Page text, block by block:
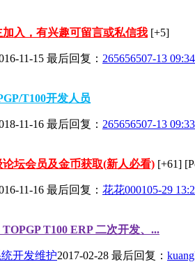
入，有兴趣可留言或私信我 [+5]
11-15 最后回复： 265656507-13 09:34
T100开发人员
11-16 最后回复： 265656507-13 09:33
坛会员及金币获取(新人必看) [+61]
11-16 最后回复： 花花000105-29
TOPGP T100 ERP 二次开发、...
开发维护2017-02-28 最后回复：